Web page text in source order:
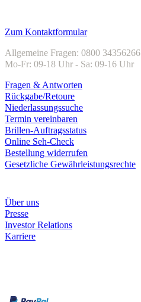
Zum Kontaktformular
Allgemeine Fragen: 0800 34356266
Mo-Fr: 09-18 Uhr - Sa: 09-16 Uhr
Fragen & Antworten
Rückgabe/Retoure
Niederlassungssuche
Termin vereinbaren
Brillen-Auftragsstatus
Online Seh-Check
Bestellung widerrufen
Gesetzliche Gewährleistungsrechte
Über uns
Presse
Investor Relations
Karriere